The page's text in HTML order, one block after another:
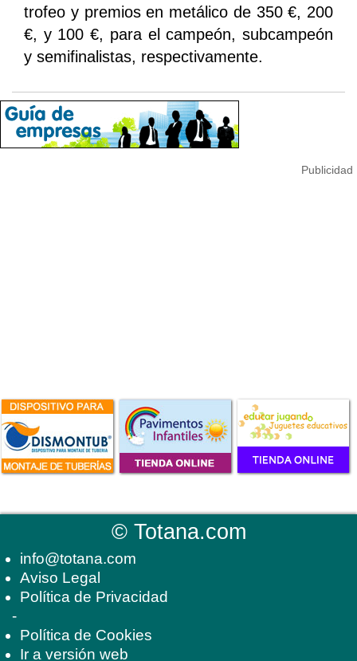
trofeo y premios en metálico de 350 €, 200
€, y 100 €, para el campeón, subcampeón
y semifinalistas, respectivamente.
©Totana.com
info@totana.com
Aviso Legal
Política de Privacidad
-
Política de Cookies
Ir a versión web